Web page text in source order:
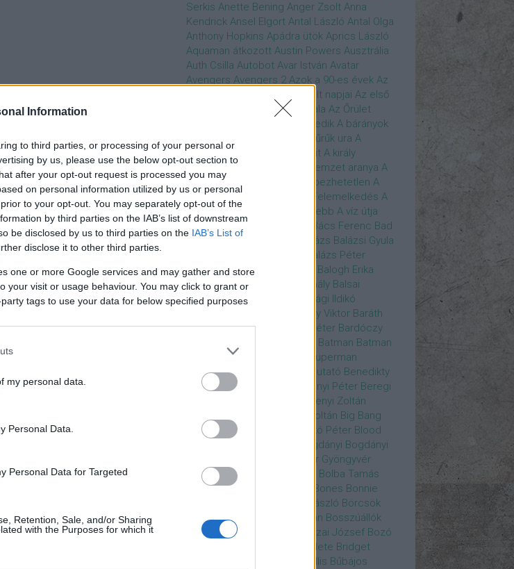
Information
to third parties, or processing of your personal or
by us, please use the below opt-out section to
after your opt-out request is processed you may
on personal information utilized by us or personal
to your opt-out. You may separately opt-out of the
by third parties on the IAB’s list of downstream
be disclosed by us to third parties on the IAB’s List of
disclose it to other third parties.
one or more Google services and may gather and store
your visit or usage behaviour. You may click to grant or
tags to use your data for below specified purposes
my personal data.
Personal Data.
Personal Data for Targeted
Retention, Sale, and/or Sharing
with the Purposes for which it
Serkis Anette Bening Anger Zsolt Anna
Kendrick Ansel Elgort Antal László Antal Olga
Anthony Hopkins Apádra ütök Aprics László
Aquaman átkozott Austin Powers Ausztrália
Auth Csilla Autobot Avar István Avatar
Avengers Avengers 2 Azok a 90-es évek Az
Az eljövendő múlt napjai Az első
Az igazság hajnala Az Őrület
Az Utolsó Jedik A bárányok
A gyűrűk ura A
Hangya és a Darázs
A hobbit A király
beszéde A kis hableány A nemzet aranya A
Notre Dame i toronyőr
A sebezhetetlen A
sötét lovag A sötét lovag - Felemelkedés A
szomszéd nője mindig zöldebb A víz útja
Baby Driver Bácskai János Bács Ferenc Bad
Boys Bajos csajok Balázs Balázsi Gyula
Balázs Péter
Baldurs Gate 3
Balogh Erika
Balogh Mix Stúdió
Balog Mihály Balsai
Mónika Bánfalvi Eszter
Bánsági Ildikó
Baradlay Viktor Baráth
István Barát Attia Barbinek Péter Bardóczy
Batman Batman
Superman ellen
Batman v Superman
Beetlejuice
bemutató Benedikty
Marcell
Benkő Péter Bercsényi Péter Beregi
Berzsenyi Zoltán
Bezerédi Zoltán Big Bang
Media Kft.
Blake Lively Blaskó Péter Blood
Bogdányi Bogdányi
Bognár Gyöngyvér
Bognár Tamás
Bolba Tamás
Boldog Gábor
Bones Bonnie
Borbély László Börcsök
Enikő Boros Zoltán Bor Zoltán Bosszúállók
Botár Endre
Bozai József Bozó
Brian élete Bridget
Bruce Willis Bűbájos